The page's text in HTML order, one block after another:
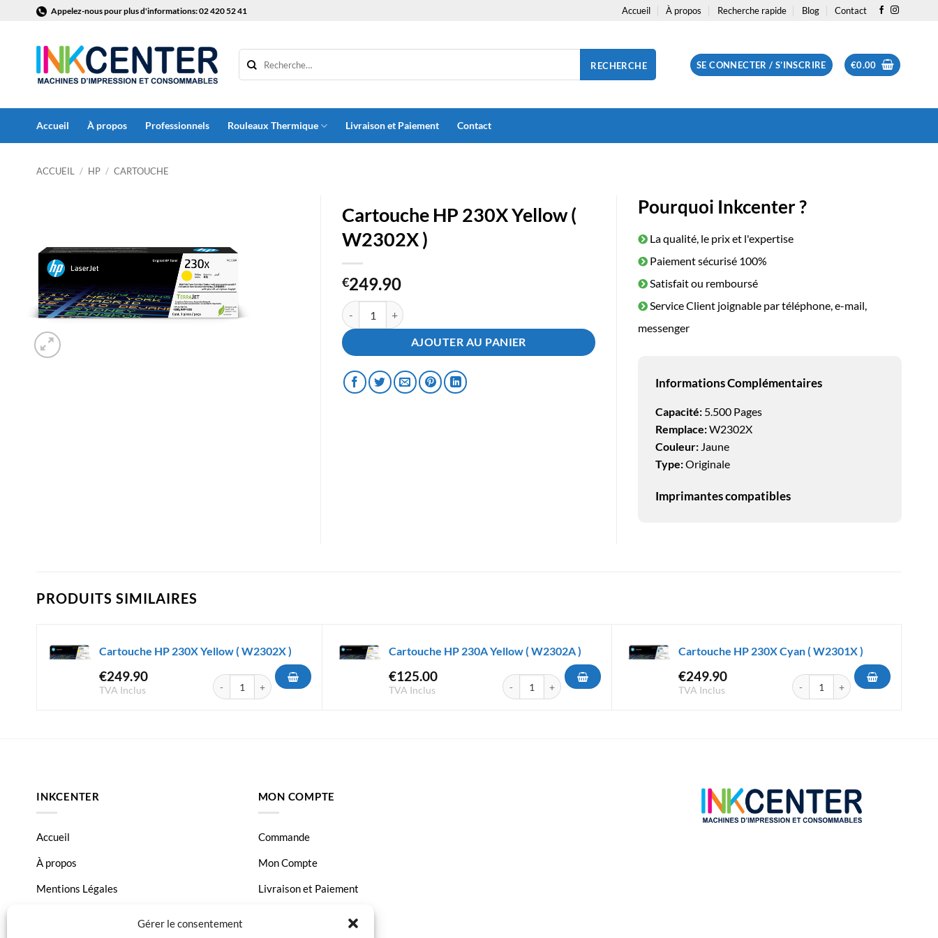
Gérer le consentement
contenu
Appelez-nous pour plus d'informations: 02 420 52 41 Accueil À propos Recherche rapide Blog Contact
RECHERCHE SE CONNECTER / S’INSCRIRE €0.00
Accueil À propos Professionnels Rouleaux Thermique Livraison et Paiement Contact
ACCUEIL / HP / CARTOUCHE
Cartouche HP 230X Yellow (
W2302X )
€249.90
quantité de Cartouche HP 230X Yellow ( W2302X )
AJOUTER AU PANIER
Pourquoi Inkcenter ?
La qualité, le prix et l'expertise
Paiement sécurisé 100%
Satisfait ou remboursé
Service Client joignable par téléphone, e-mail,
messenger
Informations Complémentaires
Capacité:5.500 Pages
Remplace:W2302X
Couleur: Jaune
Type:Originale
Imprimantes compatibles
PRODUITS SIMILAIRES
Cartouche HP 230X Yellow ( W2302X )
€249.90
TVA Inclus
quantité de Cartouche HP 230X Yellow ( W2302X )
Cartouche HP 230A Yellow ( W2302A )
€125.00
TVA Inclus
quantité de Cartouche HP 230A Yellow ( W2302A )
Cartouche HP 230X Cyan ( W2301X )
€249.90
TVA Inclus
quantité de Cartouche HP 230X
INKCENTER
Accueil
À propos
Mentions Légales
MON COMPTE
Commande
Mon Compte
Livraison et Paiement